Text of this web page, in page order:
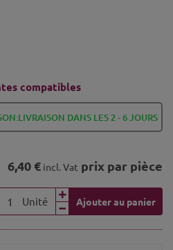
compatibles
DANS LES 2 - 6 JOURS
6,40 € incl. Vat prix par pièce
Unité Ajouter au panier